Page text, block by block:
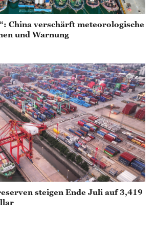
China verschärft meteorologische
und Warnung
steigen Ende Juli auf 3,419